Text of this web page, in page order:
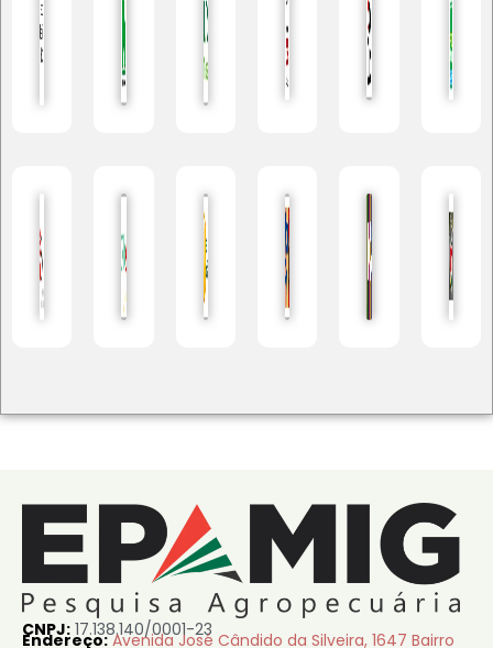
CNPJ: 17.138.140/0001-23
Endereço: Avenida José Cândido da Silveira, 1647 Bairro